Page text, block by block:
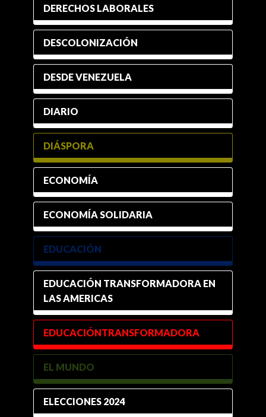
DERECHOS LABORALES
DESCOLONIZACIÓN
DESDE VENEZUELA
DIARIO
DIÁSPORA
ECONOMÍA
ECONOMÍA SOLIDARIA
EDUCACIÓN
EDUCACIÓN TRANSFORMADORA EN
LAS AMERICAS
EDUCACIÓNTRANSFORMADORA
EL MUNDO
ELECCIONES 2024